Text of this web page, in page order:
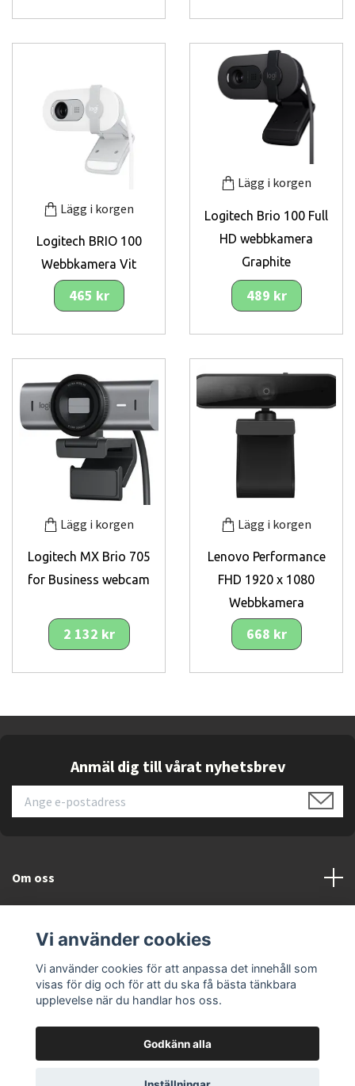
Lägg i korgen
Logitech BRIO 100
Webbkamera Vit
465 kr
Lägg i korgen
Logitech Brio 100 Full
HD webbkamera
Graphite
489 kr
Lägg i korgen
Logitech MX Brio 705
for Business webcam
2 132 kr
Lägg i korgen
Lenovo Performance
FHD 1920 x 1080
Webbkamera
668 kr
Anmäl dig till vårat nyhetsbrev
Om oss
Läs mer
© 2026 ELEKTRONIKSPECIALISTEN.SE
Vi använder cookies
Vi använder cookies för att anpassa det innehåll som
visas för dig och för att du ska få bästa tänkbara
upplevelse när du handlar hos oss.
Godkänn alla